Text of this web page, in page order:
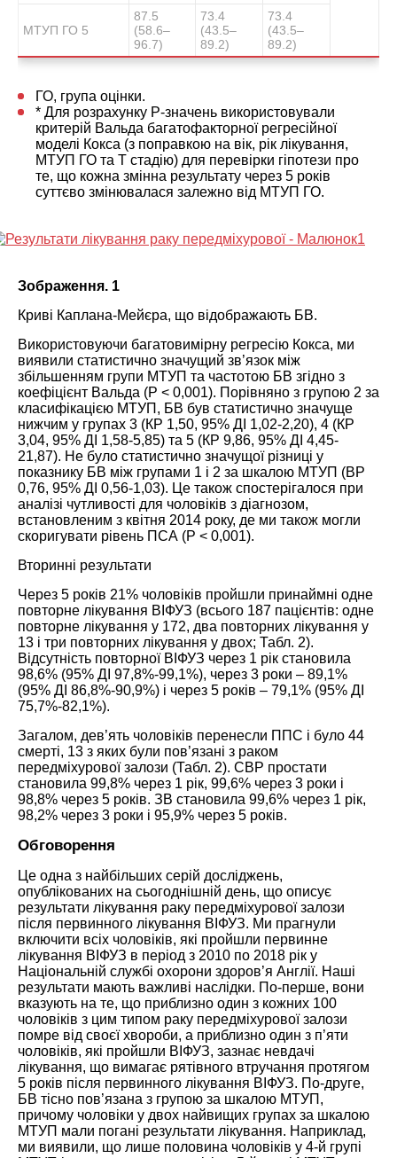
МТУП ГО 5
87.5
(58.6–
96.7)
73.4
(43.5–
89.2)
73.4
(43.5–
89.2)
ГО, група оцінки.
* Для розрахунку P-значень використовували
критерій Вальда багатофакторної регресійної
моделі Кокса (з поправкою на вік, рік лікування,
МТУП ГО та Т стадію) для перевірки гіпотези про
те, що кожна змінна результату через 5 років
суттєво змінювалася залежно від МТУП ГО.
Зображення. 1
Криві Каплана-Мейєра, що відображають БВ.
Використовуючи багатовимірну регресію Кокса, ми
виявили статистично значущий зв’язок між
збільшенням групи МТУП та частотою БВ згідно з
коефіцієнт Вальда (P < 0,001). Порівняно з групою 2 за
класифікацією МТУП, БВ був статистично значуще
нижчим у групах 3 (КР 1,50, 95% ДІ 1,02-2,20), 4 (КР
3,04, 95% ДІ 1,58-5,85) та 5 (КР 9,86, 95% ДІ 4,45-
21,87). Не було статистично значущої різниці у
показнику БВ між групами 1 і 2 за шкалою МТУП (ВР
0,76, 95% ДІ 0,56-1,03). Це також спостерігалося при
аналізі чутливості для чоловіків з діагнозом,
встановленим з квітня 2014 року, де ми також могли
скоригувати рівень ПСА (P < 0,001).
Вторинні результати
Через 5 років 21% чоловіків пройшли принаймні одне
повторне лікування ВІФУЗ (всього 187 пацієнтів: одне
повторне лікування у 172, два повторних лікування у
13 і три повторних лікування у двох; Табл. 2).
Відсутність повторної ВІФУЗ через 1 рік становила
98,6% (95% ДІ 97,8%-99,1%), через 3 роки – 89,1%
(95% ДІ 86,8%-90,9%) і через 5 років – 79,1% (95% ДІ
75,7%-82,1%).
Загалом, дев’ять чоловіків перенесли ППС і було 44
смерті, 13 з яких були пов’язані з раком
передміхурової залози (Табл. 2). СВР простати
становила 99,8% через 1 рік, 99,6% через 3 роки і
98,8% через 5 років. ЗВ становила 99,6% через 1 рік,
98,2% через 3 роки і 95,9% через 5 років.
Обговорення
Це одна з найбільших серій досліджень,
опублікованих на сьогоднішній день, що описує
результати лікування раку передміхурової залози
після первинного лікування ВІФУЗ. Ми прагнули
включити всіх чоловіків, які пройшли первинне
лікування ВІФУЗ в період з 2010 по 2018 рік у
Національній службі охорони здоров’я Англії. Наші
результати мають важливі наслідки. По-перше, вони
вказують на те, що приблизно один з кожних 100
чоловіків з цим типом раку передміхурової залози
помре від своєї хвороби, а приблизно один з п’яти
чоловіків, які пройшли ВІФУЗ, зазнає невдачі
лікування, що вимагає рятівного втручання протягом
5 років після первинного лікування ВІФУЗ. По-друге,
БВ тісно пов’язана з групою за шкалою МТУП,
причому чоловіки у двох найвищих групах за шкалою
МТУП мали погані результати лікування. Наприклад,
ми виявили, що лише половина чоловіків у 4-й групі